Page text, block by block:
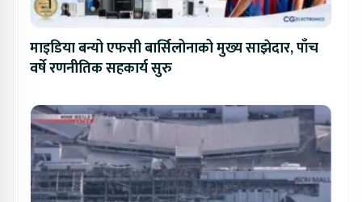
माइडिया बन्यो एफसी बार्सिलोनाको मुख्य साझेदार, पाँच
वर्षे रणनीतिक सहकार्य सुरु